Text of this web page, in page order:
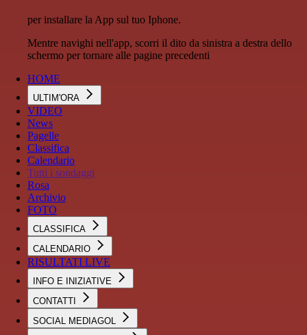
per installare la App sul tuo Iphone.
Mentre navighi nell'app, scorri il dito da sinistra a destra dello
schermo per tornare alle pagine precedenti
HOME
ULTIM'ORA
VIDEO
News
Pagelle
Classifica
Calendario
Tutti i sondaggi
Rosa
Archivio
FOTO
CLASSIFICA
CALENDARIO
RISULTATI LIVE
INFO E INIZIATIVE
CONTATTI
SOCIAL MEDIAGOL